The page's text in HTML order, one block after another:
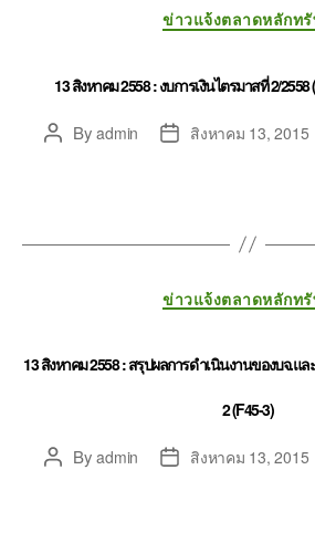
ข่าวแจ้งตลาดหลักท
13 สิงหาคม 2558 : งบการเงินไตรมาสที่ 2/
Byadmin สิงหาคม 13, 2015
ข่าวแจ้งตลาดหลักท
13 สิงหาคม 2558 : สรุปผลการดำเนินงานของบจ.แ
2 (F45-3)
Byadmin สิงหาคม 13, 2015